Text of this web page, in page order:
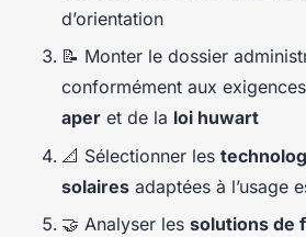
d’orientation
📝 Monter le dossier
conformément aux
aper et de la loi huwart
📐 Sélectionner les
solaires adaptées à l’usage
🤝 Analyser les solutions de